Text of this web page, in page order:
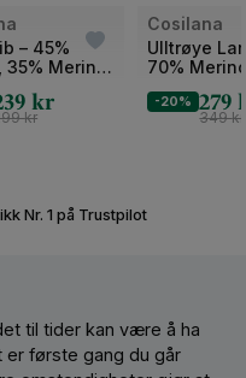
– 45%
35% Merino,
Ull
kr
kr
Bilde
av
2
Cosilana
Ulltrøye
70%
-20% 279
349kr
Nr. 1 på Trustpilot
til tider kan være å ha
er første gang du går